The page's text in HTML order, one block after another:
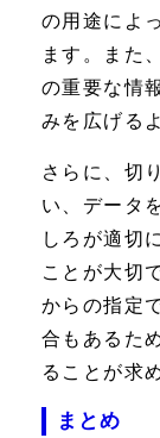
の用途によ
ます。また
の重要な情
みを広げる
さらに、切
い、データ
しろが適切
ことが大切
からの指定
合もあるた
ることが求
まとめ